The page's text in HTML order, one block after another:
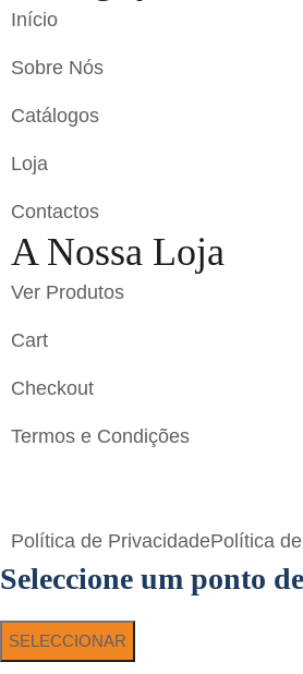
Início
Sobre Nós
Catálogos
Loja
Contactos
A Nossa Loja
Ver Produtos
Cart
Checkout
Termos e Condições
Política de PrivacidadePolítica
Seleccione um ponto
SELECCIONAR